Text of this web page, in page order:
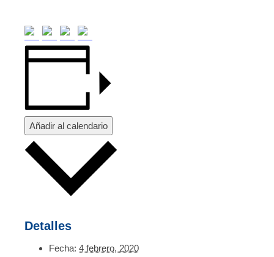
Añadir al calendario
Detalles
Fecha: 4 febrero, 2020